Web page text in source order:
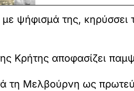
ψήφισμά της, κηρύσσει
Κρήτης αποφασίζει
τη Μελβούρνη ως